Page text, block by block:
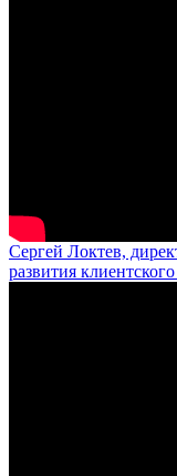
Сергей Локтев,
развития